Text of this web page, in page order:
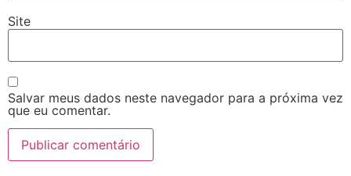
Site
Salvar meus dados neste navegador para a próxima vez
que eu comentar.